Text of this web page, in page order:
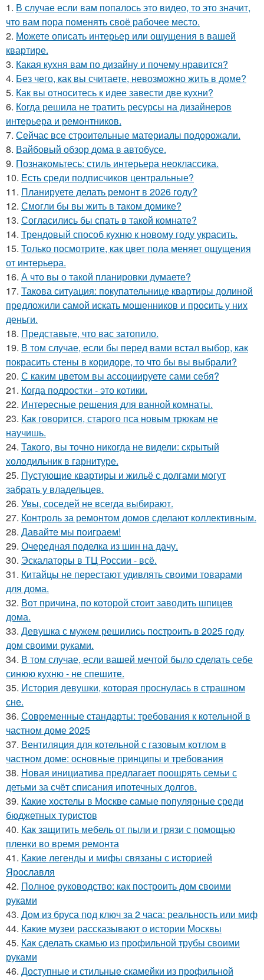
1. В случае если вам попалось это видео, то это значит,
что вам пора поменять своё рабочее место.
2. Можете описать интерьер или ощущения в вашей
квартире.
3. Какая кухня вам по дизайну и почему нравится?
4. Без чего, как вы считаете, невозможно жить в доме?
5. Как вы относитесь к идее завести две кухни?
6. Когда решила не тратить ресурсы на дизайнеров
интерьера и ремонтников.
7. Сейчас все строительные материалы подорожали.
8. Вайбовый обзор дома в автобусе.
9. Познакомьтесь: стиль интерьера неоклассика.
10. Есть среди подписчиков центральные?
11. Планируете делать ремонт в 2026 году?
12. Смогли бы вы жить в таком домике?
13. Согласились бы спать в такой комнате?
14. Трендовый способ кухню к новому году украсить.
15. Только посмотрите, как цвет пола меняет ощущения
от интерьера.
16. А что вы о такой планировки думаете?
17. Такова ситуация: покупательнице квартиры долиной
предложили самой искать мошенников и просить у них
деньги.
18. Представьте, что вас затопило.
19. В том случае, если бы перед вами встал выбор, как
покрасить стены в коридоре, то что бы вы выбрали?
20. С каким цветом вы ассоциируете сами себя?
21. Когда подростки - это котики.
22. Интересные решения для ванной комнаты.
23. Как говорится, старого пса новым трюкам не
научишь.
24. Такого, вы точно никогда не видели: скрытый
холодильник в гарнитуре.
25. Пустующие квартиры и жильё с долгами могут
забрать у владельцев.
26. Увы, соседей не всегда выбирают.
27. Контроль за ремонтом домов сделают коллективным.
28. Давайте мы поиграем!
29. Очередная поделка из шин на дачу.
30. Эскалаторы в ТЦ России - всё.
31. Китайцы не перестают удивлять своими товарами
для дома.
32. Вот причина, по которой стоит заводить шпицев
дома.
33. Девушка с мужем решились построить в 2025 году
дом своими руками.
34. В том случае, если вашей мечтой было сделать себе
синюю кухню - не спешите.
35. История девушки, которая проснулась в страшном
сне.
36. Современные стандарты: требования к котельной в
частном доме 2025
37. Вентиляция для котельной с газовым котлом в
частном доме: основные принципы и требования
38. Новая инициатива предлагает поощрять семьи с
детьми за счёт списания ипотечных долгов.
39. Какие хостелы в Москве самые популярные среди
бюджетных туристов
40. Как защитить мебель от пыли и грязи с помощью
пленки во время ремонта
41. Какие легенды и мифы связаны с историей
Ярославля
42. Полное руководство: как построить дом своими
руками
43. Дом из бруса под ключ за 2 часа: реальность или миф
44. Какие музеи рассказывают о истории Москвы
45. Как сделать скамью из профильной трубы своими
руками
46. Доступные и стильные скамейки из профильной